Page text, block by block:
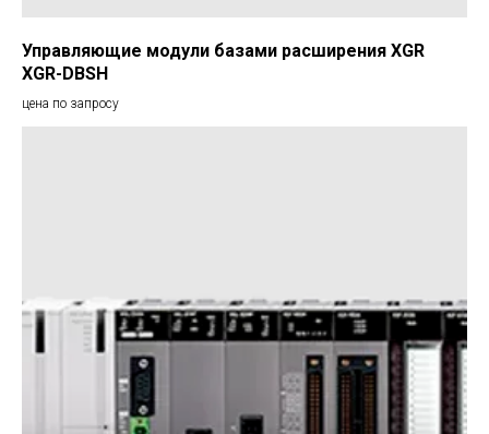
Управляющие модули базами расширения XGR
XGR-DBSH
цена по запросу